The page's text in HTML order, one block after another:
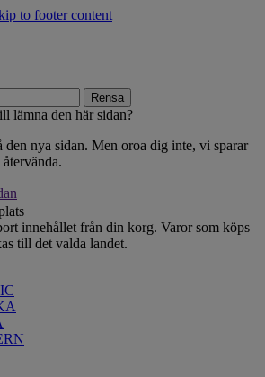
to footer content
Rensa
lämna den här sidan?
nya sidan. Men oroa dig inte, vi sparar
innehållet från din korg. Varor som köps
till det valda landet.